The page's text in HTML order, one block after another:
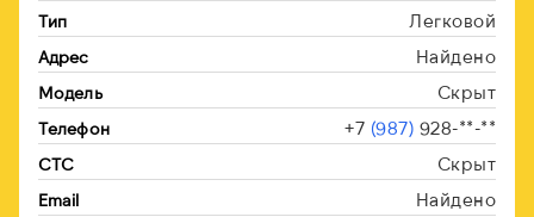
Тип Легковой
Адрес Найдено
Модель Скрыт
Телефон +7 (987) 928-**-**
СТС Скрыт
Email Найдено